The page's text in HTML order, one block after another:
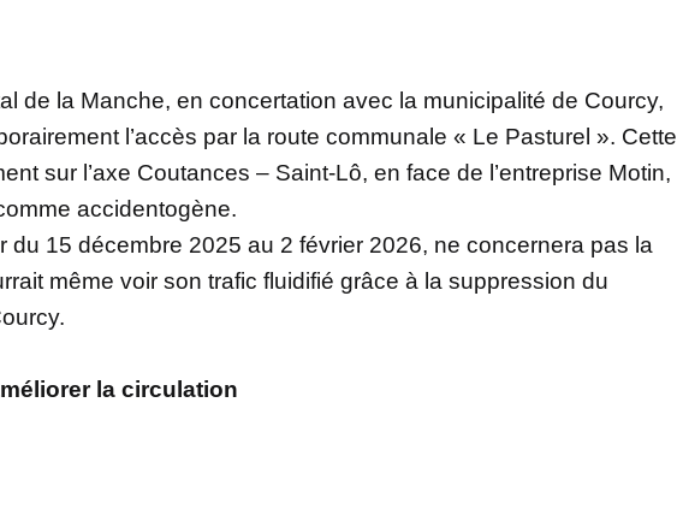
de la Manche, en concertation avec la municipalité de Courcy,
l’accès par la route communale « Le Pasturel ». Cette
sur l’axe Coutances – Saint-Lô, en face de l’entreprise Motin,
accidentogène.
du 15 décembre 2025 au 2 février 2026, ne concernera pas la
même voir son trafic fluidifié grâce à la suppression du
la circulation